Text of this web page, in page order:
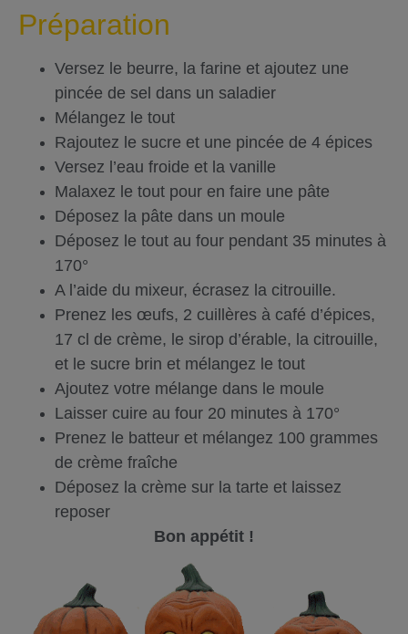
Préparation
Versez le beurre, la farine et ajoutez une
pincée de sel dans un saladier
Mélangez le tout
Rajoutez le sucre et une pincée de 4 épices
Versez l’eau froide et la vanille
Malaxez le tout pour en faire une pâte
Déposez la pâte dans un moule
Déposez le tout au four pendant 35 minutes à
170°
A l’aide du mixeur, écrasez la citrouille.
Prenez les œufs, 2 cuillères à café d’épices,
17 cl de crème, le sirop d’érable, la citrouille,
et le sucre brin et mélangez le tout
Ajoutez votre mélange dans le moule
Laisser cuire au four 20 minutes à 170°
Prenez le batteur et mélangez 100 grammes
de crème fraîche
Déposez la crème sur la tarte et laissez
reposer
Bon appétit !